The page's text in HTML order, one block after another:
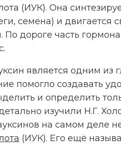
(ИУК). Она
семена) и двигается
По дороге часть
является одним из
помогло создавать
и определить
изучили Н.Г.
на самом деле
(ИУК). Его ещё